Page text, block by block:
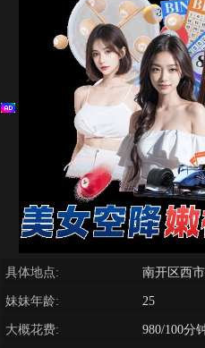
具体地点: 南开区西
妹妹年龄: 25
大概花费: 980/100分